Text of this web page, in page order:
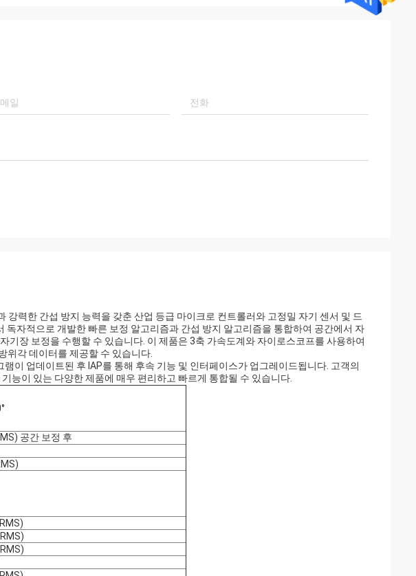
강력한 간섭 방지 능력을 갖춘 산업 등급 마이크로 컨트롤러와 고정밀 자기 센서 및 드
자적으로 개발한 빠른 보정 알고리즘과 간섭 방지 알고리즘을 통합하여 공간에서 자
기장 보정을 수행할 수 있습니다. 이 제품은 3축 가속도계와 자이로스코프를 사용하여
위각 데이터를 제공할 수 있습니다.
이 업데이트된 후 IAP를 통해 후속 기능 및 인터페이스가 업그레이드됩니다. 고객의
능이 있는 다양한 제품에 매우 편리하고 빠르게 통합될 수 있습니다.
공간 보정 후